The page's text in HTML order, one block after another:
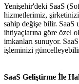
Yenişehir'deki SaaS
hizmetlerimiz, şirketinizi
sahip değişe bilir. SaaS
ihtiyaçlarına göre özel
imkanları sunuyor.
işleminizi
SaaS Geliştirme İle